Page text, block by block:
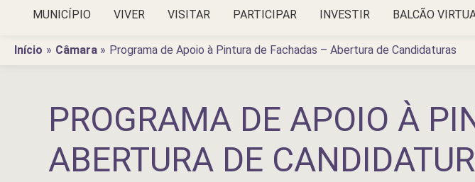
MUNICÍPIO VIVER VISITAR PARTICIPAR INVESTIR BALCÃO
Início Câmara Programa de Apoio à Pintura de Fachadas – Abertura de Candidaturas
PROGRAMA DE APOIO À
ABERTURA DE